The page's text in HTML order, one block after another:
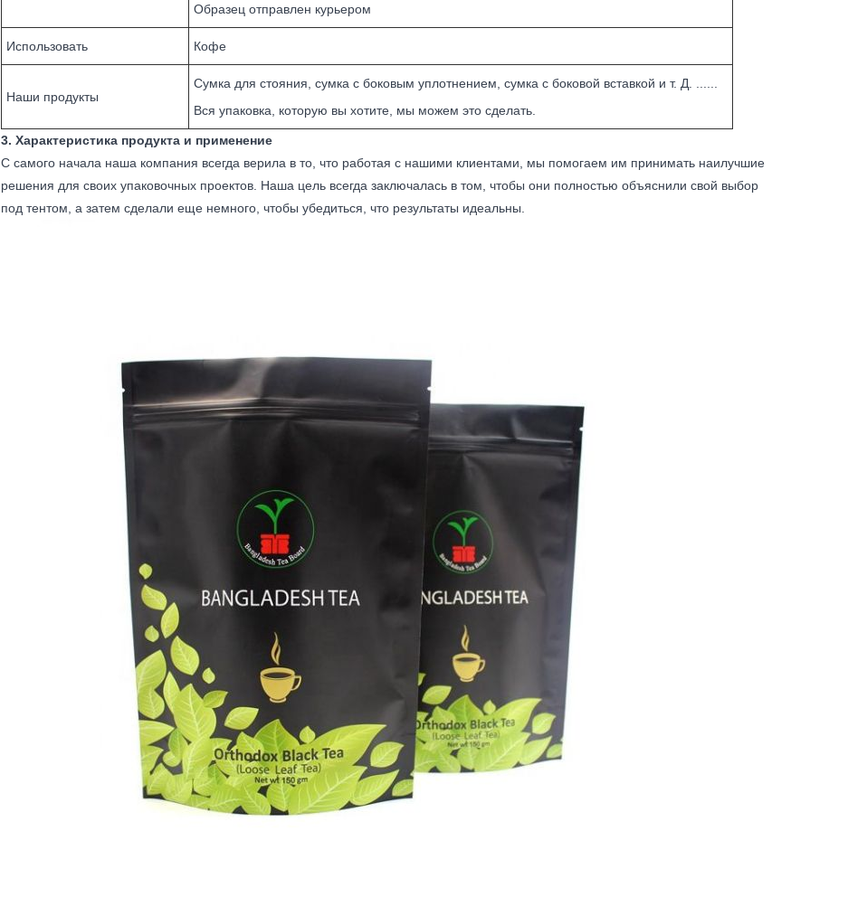
Образец отправлен курьером
Использовать Кофе
Наши продукты
Сумка для стояния, сумка с боковым уплотнением, сумка с боковой вставкой и т. Д. ......
Вся упаковка, которую вы хотите, мы можем это сделать.
3. Характеристика продукта и применение
С самого начала наша компания всегда верила в то, что работая с нашими клиентами, мы помогаем им принимать наилучшие
решения для своих упаковочных проектов. Наша цель всегда заключалась в том, чтобы они полностью объяснили свой выбор
под тентом, а затем сделали еще немного, чтобы убедиться, что результаты идеальны.